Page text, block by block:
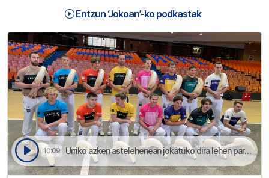
Entzun ‘Jokoan’-ko podkastak
10:09 Urriko azken astelehenean jokatuko dira lehen partidu biak eta zezeilaren 16an final handia eguerdiko 12:00etan | Jokoan